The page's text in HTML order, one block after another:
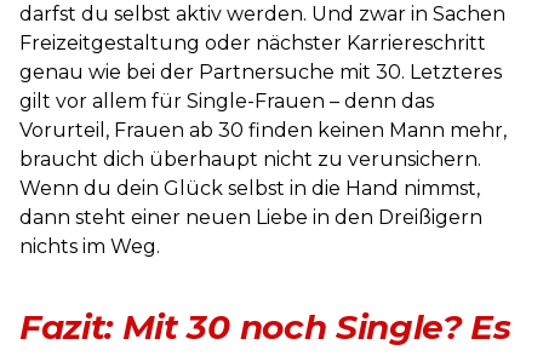
darfst du selbst aktiv werden. Und zwar in Sachen
Freizeitgestaltung oder nächster Karriereschritt
genau wie bei der Partnersuche mit 30. Letzteres
gilt vor allem für Single-Frauen – denn das
Vorurteil, Frauen ab 30 finden keinen Mann mehr,
braucht dich überhaupt nicht zu verunsichern.
Wenn du dein Glück selbst in die Hand nimmst,
dann steht einer neuen Liebe in den Dreißigern
nichts im Weg.
Fazit: Mit 30 noch Single? Es